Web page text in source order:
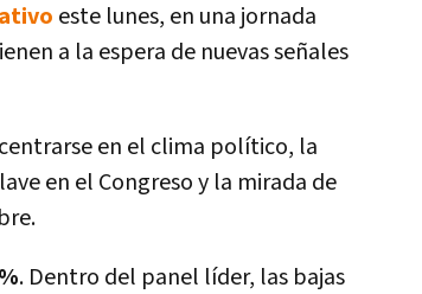
este lunes, en una jornada
a la espera de nuevas señales
en el clima político, la
en el Congreso y la mirada de
. Dentro del panel líder, las bajas